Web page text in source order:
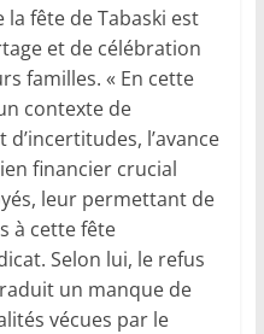
la fête de Tabaski est
et de célébration
familles. « En cette
contexte de
l’avance
financier crucial
leur permettant de
à cette fête
Selon lui, le refus
un manque de
vécues par le